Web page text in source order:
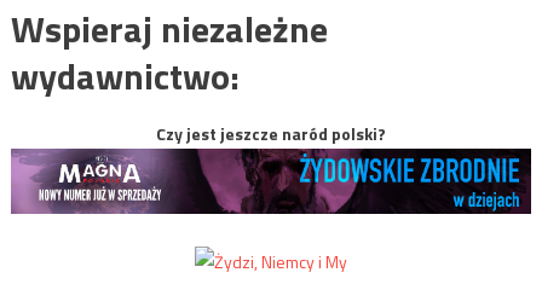
Wspieraj niezależne
wydawnictwo:
Czy jest jeszcze naród polski?